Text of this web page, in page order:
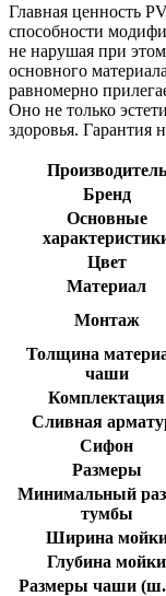
Главная ценность
способности
не нарушая при
основного
равномерно
Оно не только
здоровья. Гарантия
Производитель
Бренд
Основные
Цвет
Материал
Монтаж
Толщина
чаши
Комплектация
Сливная
Сифон
Размеры
Минимальный
тумбы
Ширина
Глубина мойки
Размеры чаши